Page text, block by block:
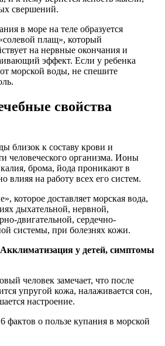
свершений.
в море на теле образуется
плащ», который
на нервные окончания и
эффект. Если у ребенка
морской воды, не спешите
свойства
близок к составу крови и
человеческого организма. Ионы
брома, йода проникают в
влияя на работу всех его систем.
которое доставляет морская вода,
дыхательной, нервной,
двигательной, сердечно-
системы, при болезнях кожи.
у детей, симптомы
человек замечает, что после
упругой кожа, налаживается сон,
настроение.